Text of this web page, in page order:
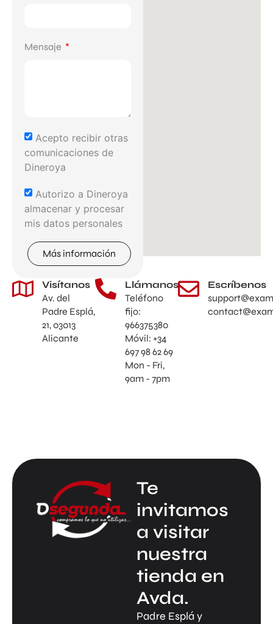
Mensaje
Acepto recibir otras
comunicaciones de
Dineroya
Autorizo a Dineroya
almacenar y procesar
mis datos personales
Más información
Visítanos
Av. del
Padre Esplá,
21, 03013
Alicante
Llámanos
Teléfono
fijo:
966375380
Móvil: +34
697 98 62 69
Mon - Fri,
9am - 7pm
Escríbenos
Te
invitamos
a visitar
nuestra
tienda en
Avda.
Padre Esplá y